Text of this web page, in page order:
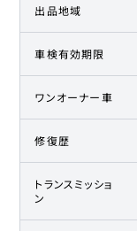
出品地域
車検有効期限
ワンオーナー車
修復歴
トランスミッショ
ン